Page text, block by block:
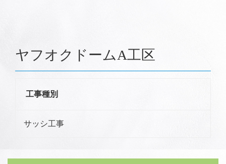
ヤフオクドームA工区
工事種別
サッシ工事